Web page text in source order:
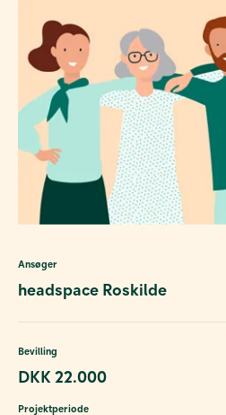
Ansøger
headspace Roskilde
Bevilling
DKK 22.000
Projektperiode